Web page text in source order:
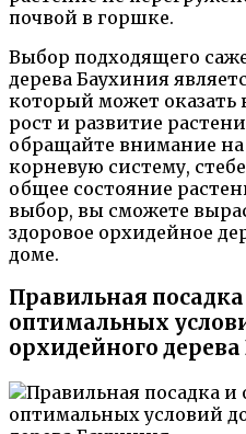
почвой в горшке.
Выбор подходящего
дерева Баухиния
который может
рост и развитие
обращайте внимание на
корневую систему,
общее состояние
выбор, вы сможете
здоровое орхидейное
доме.
Правильная
оптимальных
орхидейного